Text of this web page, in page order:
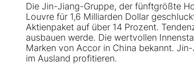
Die Jin-Jiang-Gruppe, der fünftgrößte
Louvre für 1,6 Milliarden Dollar
Aktienpaket auf über 14 Prozent.
ausbauen werde. Die wertvollen
Marken von Accor in China bekannt.
im Ausland profitieren.